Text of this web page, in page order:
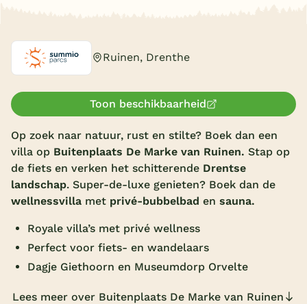
Vakantiepark keuzehulp
Vakantieparken
Subtropisch zwembad
Overdekt zwembad
Wildwaterbaan
Alle populaire faciliteiten
Ruinen, Drenthe
Toon beschikbaarheid
Op zoek naar natuur, rust en stilte? Boek dan een
villa op Buitenplaats De Marke van Ruinen. Stap op
de fiets en verken het schitterende Drentse
landschap. Super-de-luxe genieten? Boek dan de
wellnessvilla met privé-bubbelbad en sauna.
Royale villa’s met privé wellness
Perfect voor fiets- en wandelaars
Dagje Giethoorn en Museumdorp Orvelte
Lees meer over Buitenplaats De Marke van Ruinen